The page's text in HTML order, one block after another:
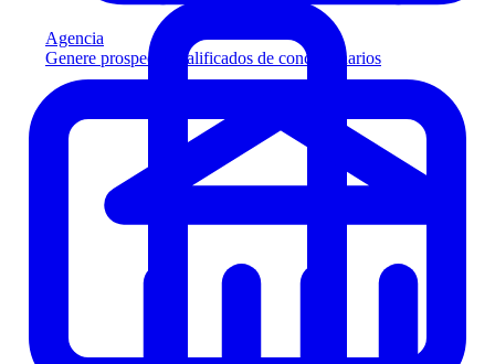
Agencia
Genere prospectos calificados de concesionarios